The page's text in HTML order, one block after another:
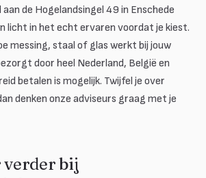
aan de Hogelandsingel 49 in Enschede
licht in het echt ervaren voordat je kiest.
messing, staal of glas werkt bij jouw
door heel Nederland, België en
betalen is mogelijk. Twijfel je over
denken onze adviseurs graag met je
verder bij